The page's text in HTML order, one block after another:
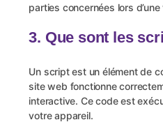
parties concernées lors
3. Que sont les
Un script est un élément de
site web fonctionne
interactive. Ce code est
votre appareil.